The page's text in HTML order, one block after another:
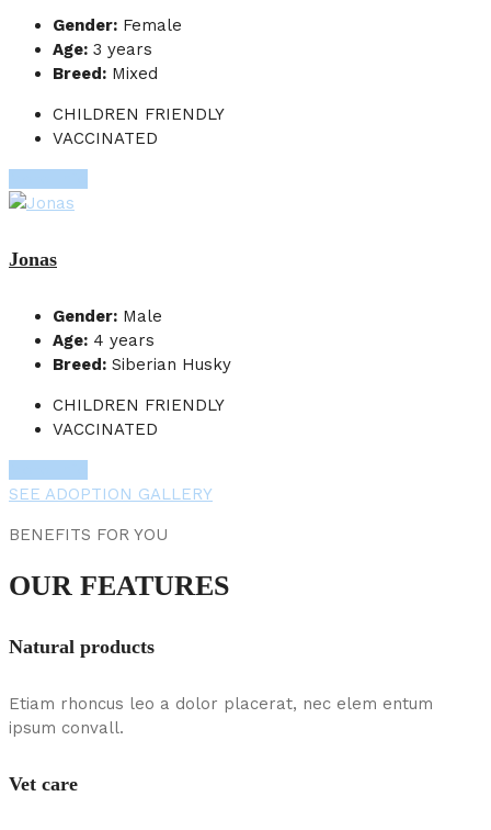
Gender: Female
Age: 3 years
Breed: Mixed
CHILDREN FRIENDLY
VACCINATED
Jonas
Gender: Male
Age: 4 years
Breed: Siberian Husky
CHILDREN FRIENDLY
VACCINATED
SEE ADOPTION GALLERY
BENEFITS FOR YOU
OUR FEATURES
Natural products
Etiam rhoncus leo a dolor placerat, nec elem entum
ipsum convall.
Vet care